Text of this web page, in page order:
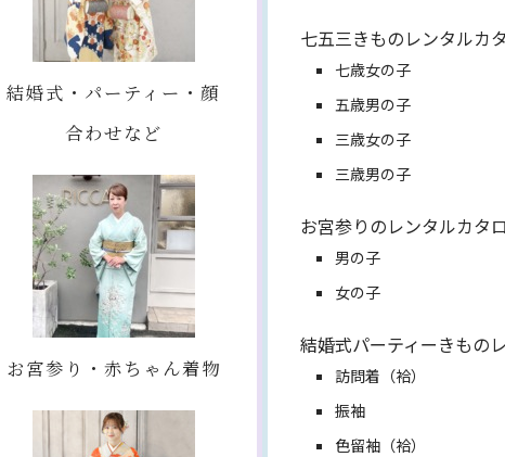
結婚式・パーティー・顔
合わせなど
お宮参り・赤ちゃん着物
七五三きものレンタルカ
七歳女の子
五歳男の子
三歳女の子
三歳男の子
お宮参りのレンタルカタ
男の子
女の子
結婚式パーティーきもの
訪問着（袷）
振袖
色留袖（袷）